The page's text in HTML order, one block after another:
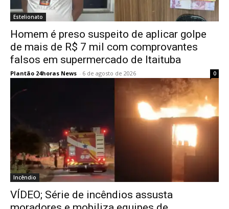
Estelionato
Homem é preso suspeito de aplicar golpe
de mais de R$ 7 mil com comprovantes
falsos em supermercado de Itaituba
Plantão 24horas News - 6 de agosto de 2026 0
Incêndio
VÍDEO; Série de incêndios assusta